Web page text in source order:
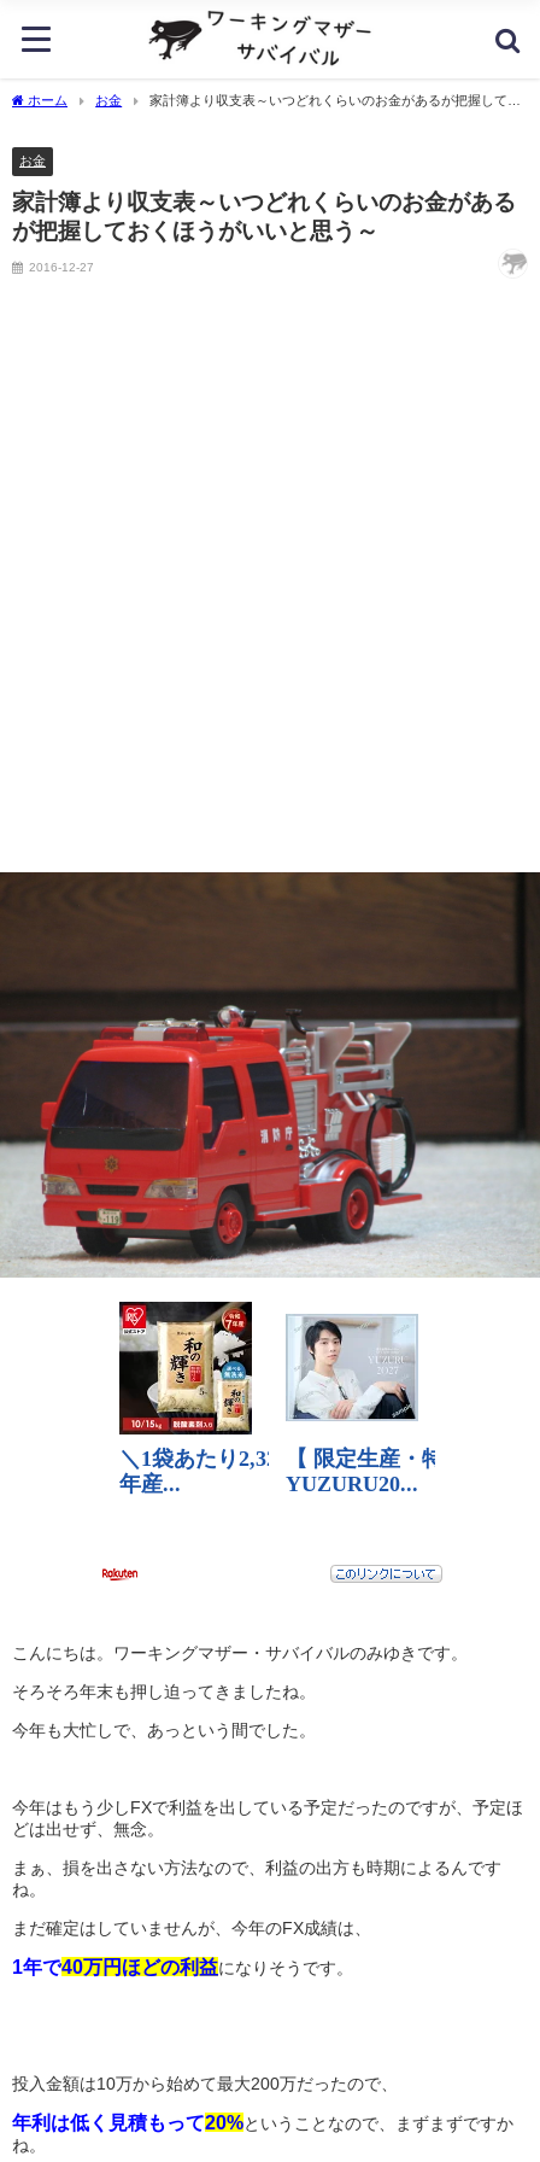
ホーム お金
家計簿より収支表～いつどれくらいのお金があるが把握してお
お金
家計簿より収支表～いつどれくらいのお金がある
が把握しておくほうがいいと思う～
2016-12-27
こんにちは。ワーキングマザー・サバイバルのみゆきです。
そろそろ年末も押し迫ってきましたね。
今年も大忙しで、あっという間でした。
今年はもう少しFXで利益を出している予定だったのですが、予定ほ
どは出せず、無念。
まぁ、損を出さない方法なので、利益の出方も時期によるんです
ね。
まだ確定はしていませんが、今年のFX成績は、
1年で40万円ほどの利益になりそうです。
投入金額は10万から始めて最大200万だったので、
年利は低く見積もって20% ということなので、まずまずですか
ね。